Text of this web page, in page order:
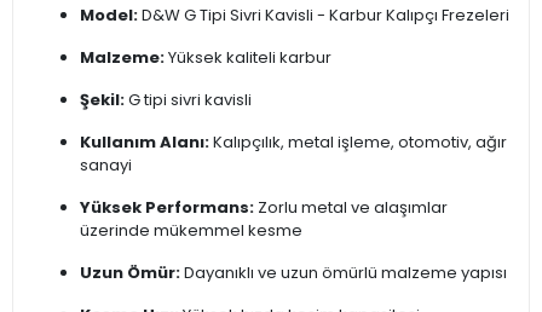
Model:D&W G Tipi Sivri Kavisli - Karbur Kalıpçı Frezeleri
Malzeme:Yüksek kaliteli karbur
Şekil:G tipi sivri kavisli
Kullanım Alanı:Kalıpçılık, metal işleme, otomotiv, ağır
sanayi
Yüksek Performans: Zorlu metal ve alaşımlar
üzerinde mükemmel kesme
Uzun Ömür:Dayanıklı ve uzun ömürlü malzeme yapısı